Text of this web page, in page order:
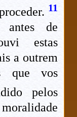
11
de
estas
a outrem
que vos
pelos